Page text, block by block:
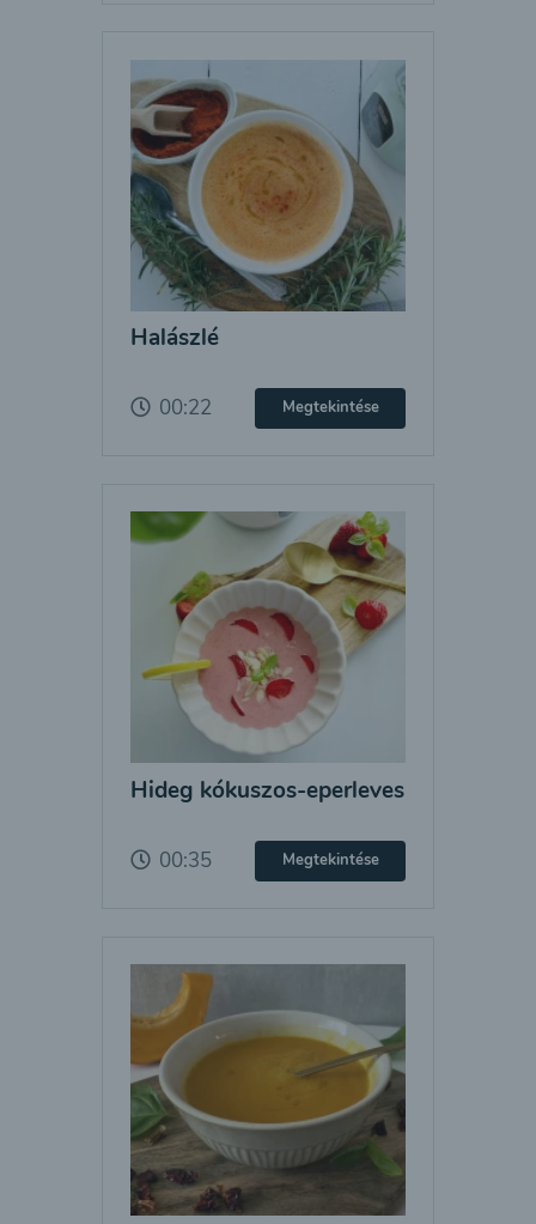
Halászlé
00:22 Megtekintése
Hideg kókuszos-eperleves
00:35 Megtekintése